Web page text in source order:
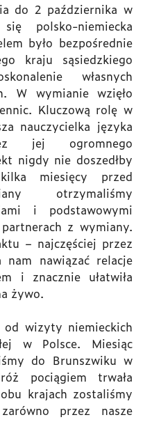
do 2 października w
polsko-niemiecka
było bezpośrednie
kraju sąsiedzkiego
własnych
W wymianie wzięło
Kluczową rolę w
nauczycielka języka
jej ogromnego
nigdy nie doszedłby
miesięcy przed
otrzymaliśmy
i podstawowymi
z wymiany.
– najczęściej przez
nawiązać relacje
i znacznie ułatwiła
żywo.
od wizyty niemieckich
w Polsce. Miesiąc
do Brunszwiku w
pociągiem trwała
krajach zostaliśmy
przez nasze